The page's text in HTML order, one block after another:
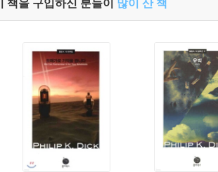
책을 구입하신 분들이 많이 산 책